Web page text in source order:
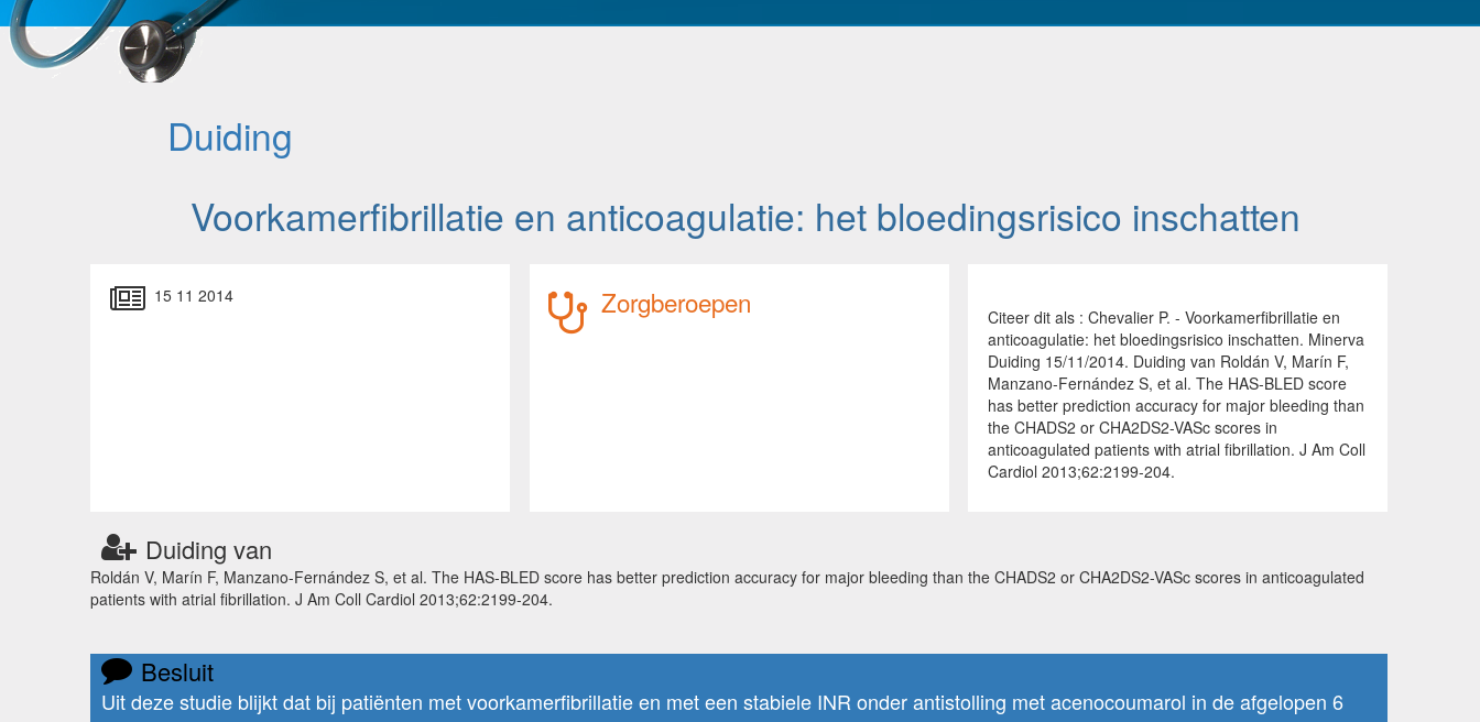
Duiding
Voorkamerfibrillatie en anticoagulatie: het bloedingsrisico inschatten
15 11 2014 Zorgberoepen
Citeer dit als : Chevalier P. - Voorkamerfibrillatie en
anticoagulatie: het bloedingsrisico inschatten. Minerva
Duiding 15/11/2014. Duiding van Roldán V, Marín F,
Manzano-Fernández S, et al. The HAS-BLED score
has better prediction accuracy for major bleeding than
the CHADS2 or CHA2DS2-VASc scores in
anticoagulated patients with atrial fibrillation. J Am Coll
Cardiol 2013;62:2199-204.
Duiding van
Roldán V, Marín F, Manzano-Fernández S, et al. The HAS-BLED score has better prediction accuracy for major bleeding than the CHADS2 or CHA2DS2-VASc scores in anticoagulated
patients with atrial fibrillation. J Am Coll Cardiol 2013;62:2199-204.
Besluit
Uit deze studie blijkt dat bij patiënten met voorkamerfibrillatie en met een stabiele INR onder antistolling met acenocoumarol in de afgelopen 6